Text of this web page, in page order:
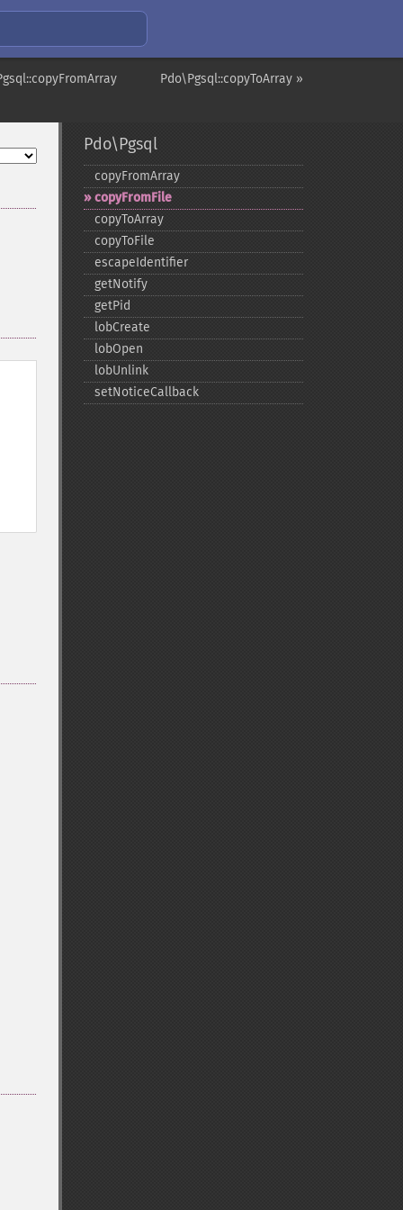
Pdo\Pgsql::copyToArray »
Pdo\Pgsql
copyFromArray
copyFromFile
copyToArray
copyToFile
escapeIdentifier
getNotify
getPid
lobCreate
lobOpen
lobUnlink
setNoticeCallback